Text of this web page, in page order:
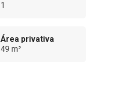
1
Área privativa
49 m²